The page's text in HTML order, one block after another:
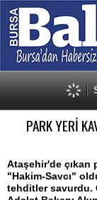
PARK YERİ
Ataşehir'de çıkan
"Hakim-Savcı"
tehditler savurdu.